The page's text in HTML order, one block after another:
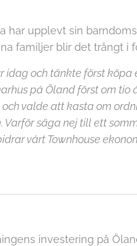
har upplevt sin
familjer blir det trångt i
idag och tänkte först
på Öland först om tio
valde att kasta om
Varför säga nej till ett
vårt Townhouse
investering på